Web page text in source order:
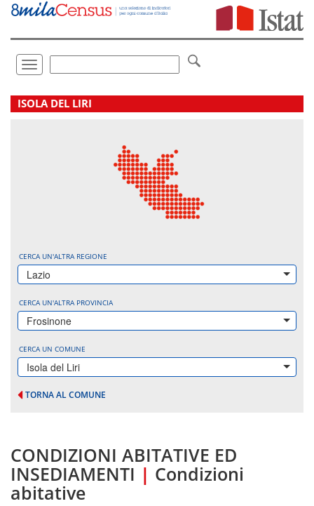
Vai
direttamente
Toggle
navigation
.
ISOLA DEL LIRI
CERCA UN'ALTRA REGIONE
Lazio
CERCA UN'ALTRA PROVINCIA
Frosinone
CERCA UN COMUNE
Isola del Liri
TORNA AL COMUNE
CONDIZIONI ABITATIVE ED
INSEDIAMENTI | Condizioni
abitative